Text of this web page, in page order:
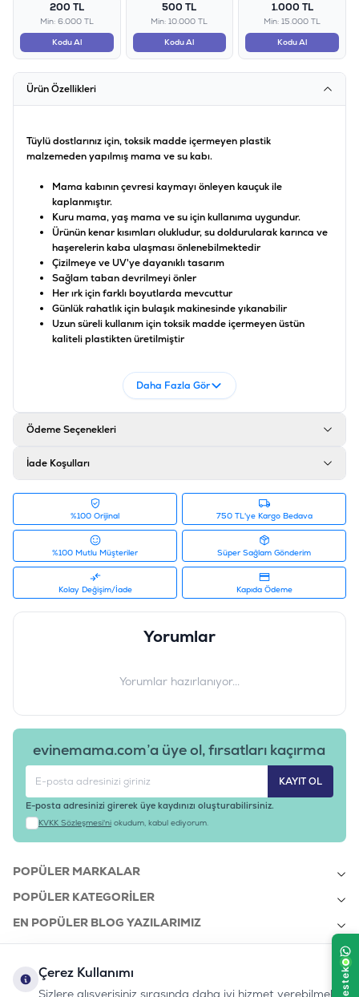
200 TL
Min: 6.000 TL
Kodu Al
500 TL
Min: 10.000 TL
Kodu Al
1.000 TL
Min: 15.000 TL
Kodu Al
Ürün Özellikleri
Tüylü dostlarınız için, toksik madde içermeyen plastik
malzemeden yapılmış mama ve su kabı.
Mama kabının çevresi kaymayı önleyen kauçuk ile
kaplanmıştır.
Kuru mama, yaş mama ve su için kullanıma uygundur.
Ürünün kenar kısımları olukludur, su doldurularak karınca ve
haşerelerin kaba ulaşması önlenebilmektedir
Çizilmeye ve UV'ye dayanıklı tasarım
Sağlam taban devrilmeyi önler
Her ırk için farklı boyutlarda mevcuttur
Günlük rahatlık için bulaşık makinesinde yıkanabilir
Uzun süreli kullanım için toksik madde içermeyen üstün
kaliteli plastikten üretilmiştir
Boy: 17 cm
Yükseklik: 5,3 cm
Ürün Filtreleri
Barkod
:
5412087012206
Tedarikçi Ürün Kodu
Daha Fazla Gör
Ödeme Seçenekleri
İade Koşulları
%100 Orijinal 750 TL'ye Kargo Bedava
%100 Mutlu Müşteriler Süper Sağlam Gönderim
Kolay Değişim/İade Kapıda Ödeme
Yorumlar
Yorumlar hazırlanıyor...
evinemama.com’a üye ol, fırsatları kaçırma
KAYIT OL
E-posta adresinizi girerek üye kaydınızı oluşturabilirsiniz.
KVKK Sözleşmesi'ni okudum, kabul ediyorum.
POPÜLER MARKALAR
POPÜLER KATEGORILER
EN POPÜLER BLOG YAZILARIMIZ
KURUMSAL
Çerez Kullanımı
Sizlere alışverişiniz sırasında daha iyi hizmet verebilmek